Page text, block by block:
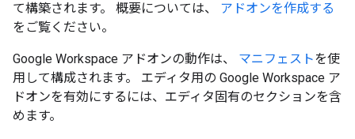
て構築されます。 概要については、 アドオンを作成する
をご覧ください。
Google Workspace アドオンの動作は、 マニフェストを使
用して構成されます。 エディタ用の Google Workspace ア
ドオンを有効にするには、エディタ固有のセクションを含
めます。